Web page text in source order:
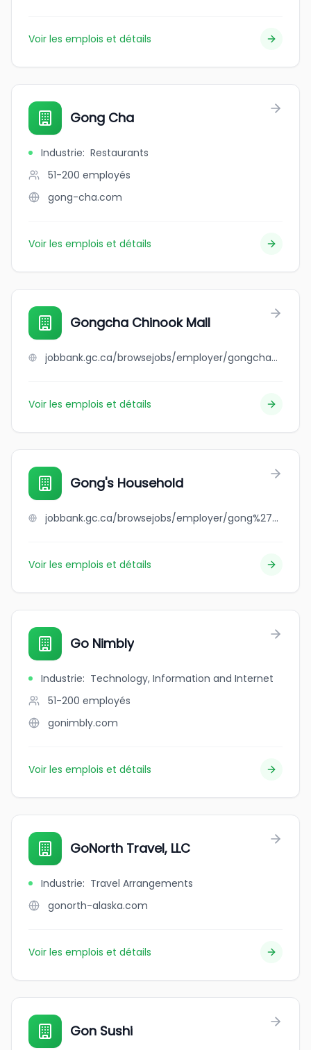
Voir les emplois et détails
Gong Cha
Industrie: Restaurants
51-200 employés
gong-cha.com
Voir les emplois et détails
Gongcha Chinook Mall
jobbank.gc.ca/browsejobs/employer/gongcha+chinook+mall/ca
Voir les emplois et détails
Gong's Household
jobbank.gc.ca/browsejobs/employer/gong%27s+household/ca
Voir les emplois et détails
Go Nimbly
Industrie: Technology, Information and Internet
51-200 employés
gonimbly.com
Voir les emplois et détails
GoNorth Travel, LLC
Industrie: Travel Arrangements
gonorth-alaska.com
Voir les emplois et détails
Gon Sushi